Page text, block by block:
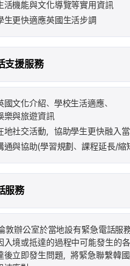
活機能與文化導覽等實用資訊
生更快適應英國生活步調
支援服務
國文化介紹、學校生活適應、
樂與旅遊資訊
地社交活動，協助學生更快融入
通與協助(學習規劃、課程延長/縮
服務
敦辦公室於當地設有緊急電話服務
入境或抵達的過程中可能發生的
後立即發生問題，將緊急聯繫韓國